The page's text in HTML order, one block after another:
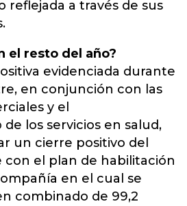
reflejada a través de sus
el resto del año?
evidenciada durante
en conjunción con las
y el
los servicios en salud,
un cierre positivo del
con el plan de habilitación
en el cual se
combinado de 99,2